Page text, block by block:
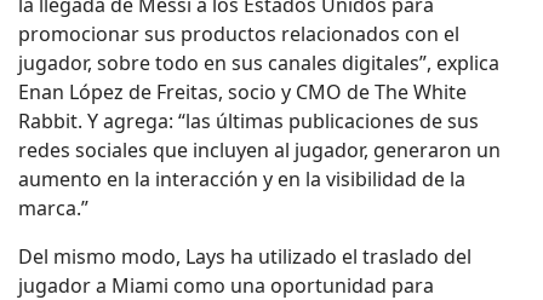
promocionar sus productos relacionados con el
jugador, sobre todo en sus canales digitales”, explica
Enan López de Freitas, socio y CMO de The White
Rabbit. Y agrega: “las últimas publicaciones de sus
redes sociales que incluyen al jugador, generaron un
aumento en la interacción y en la visibilidad de la
marca.”
Del mismo modo, Lays ha utilizado el traslado del
jugador a Miami como una oportunidad para